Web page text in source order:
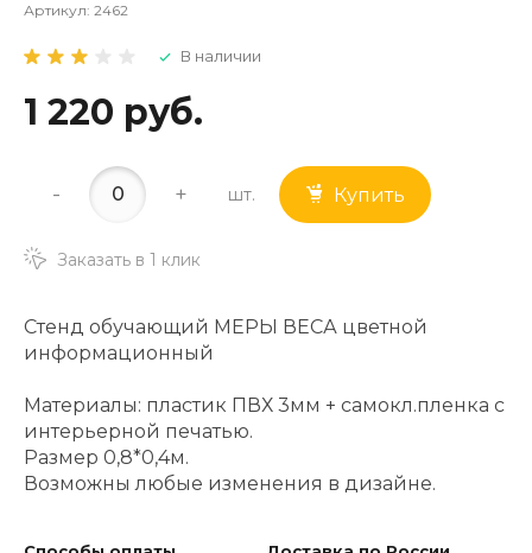
Артикул: 2462
В наличии
1 220 руб.
- + шт. Купить
Заказать в 1 клик
Стенд обучающий МЕРЫ ВЕСА цветной
информационный
Материалы: пластик ПВХ 3мм + самокл.пленка с
интерьерной печатью.
Размер 0,8*0,4м.
Возможны любые изменения в дизайне.